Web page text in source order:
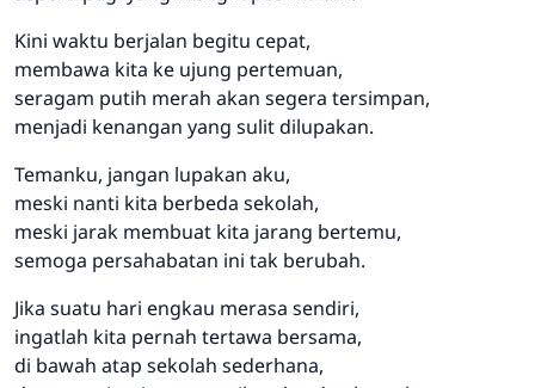
Kini waktu berjalan begitu cepat,
membawa kita ke ujung pertemuan,
seragam putih merah akan segera tersimpan,
menjadi kenangan yang sulit dilupakan.
Temanku, jangan lupakan aku,
meski nanti kita berbeda sekolah,
meski jarak membuat kita jarang bertemu,
semoga persahabatan ini tak berubah.
Jika suatu hari engkau merasa sendiri,
ingatlah kita pernah tertawa bersama,
di bawah atap sekolah sederhana,